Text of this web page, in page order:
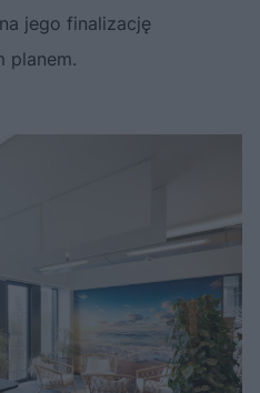
jego finalizację
planem.